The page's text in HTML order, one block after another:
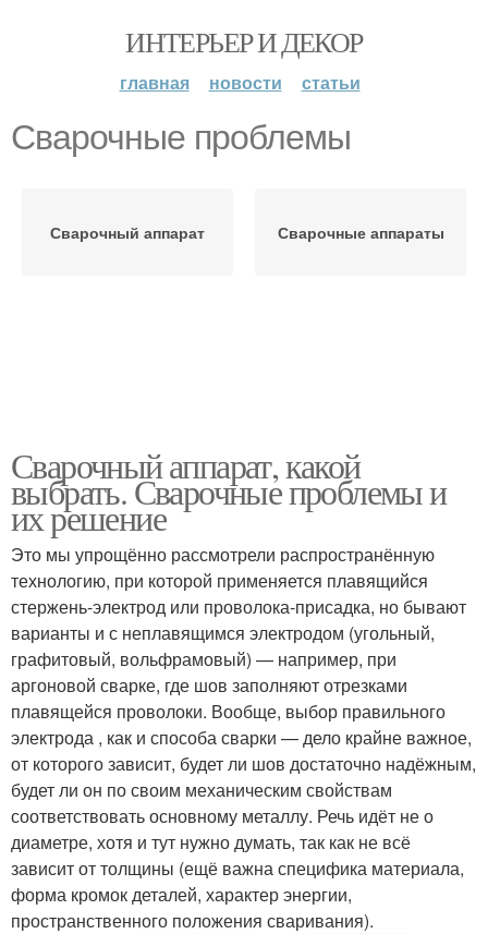
ИНТЕРЬЕР И ДЕКОР
главная новости статьи
Сварочные проблемы
Сварочный аппарат Сварочные аппараты
Сварочный аппарат, какой
выбрать. Сварочные проблемы и
их решение
Это мы упрощённо рассмотрели распространённую
технологию, при которой применяется плавящийся
стержень-электрод или проволока-присадка, но бывают
варианты и с неплавящимся электродом (угольный,
графитовый, вольфрамовый) — например, при
аргоновой сварке, где шов заполняют отрезками
плавящейся проволоки. Вообще, выбор правильного
электрода , как и способа сварки — дело крайне важное,
от которого зависит, будет ли шов достаточно надёжным,
будет ли он по своим механическим свойствам
соответствовать основному металлу. Речь идёт не о
диаметре, хотя и тут нужно думать, так как не всё
зависит от толщины (ещё важна специфика материала,
форма кромок деталей, характер энергии,
пространственного положения сваривания).